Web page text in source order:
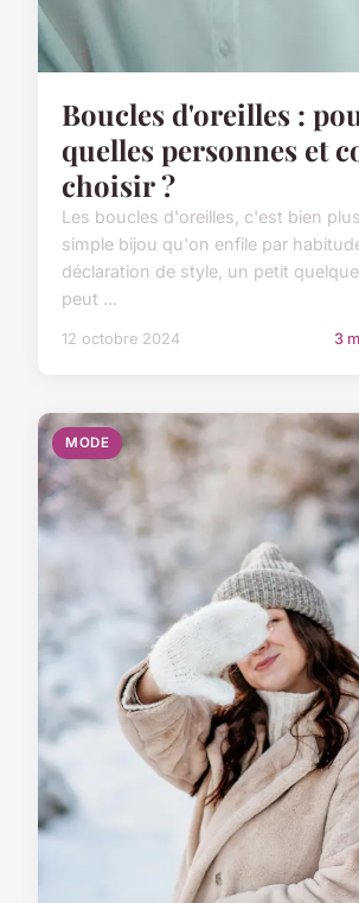
Boucles d'oreilles :
quelles personnes et
choisir ?
Les boucles d'oreilles, c'est bien
simple bijou qu'on enfile par
déclaration de style, un petit
peut ...
12 octobre 2024 3
MODE